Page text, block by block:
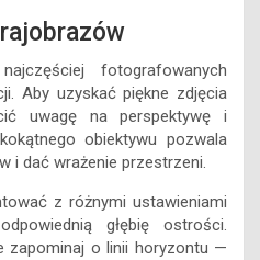
fotografowanych
Aby uzyskać piękne zdjęcia
uwagę na perspektywę i
obiektywu pozwala
i dać wrażenie przestrzeni.
z różnymi ustawieniami
głębię ostrości.
zapominaj o linii horyzontu —